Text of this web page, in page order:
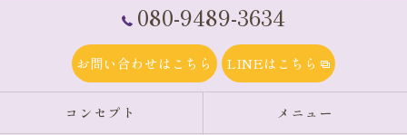
080-9489-3634
お問い合わせはこちら LINEはこちら
コンセプト メニュー